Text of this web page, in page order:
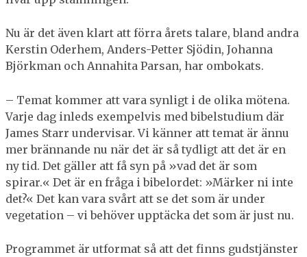
Nu är det även klart att förra årets talare, bland andra
Kerstin Oderhem, Anders-Petter Sjödin, Johanna
Björkman och Annahita Parsan, har ombokats.
– Temat kommer att vara synligt i de olika mötena.
Varje dag inleds exempelvis med bibelstudium där
James Starr undervisar. Vi känner att temat är ännu
mer brännande nu när det är så tydligt att det är en
ny tid. Det gäller att få syn på »vad det är som
spirar.« Det är en fråga i bibelordet: »Märker ni inte
det?« Det kan vara svårt att se det som är under
vegetation – vi behöver upptäcka det som är just nu.
Programmet är utformat så att det finns gudstjänster